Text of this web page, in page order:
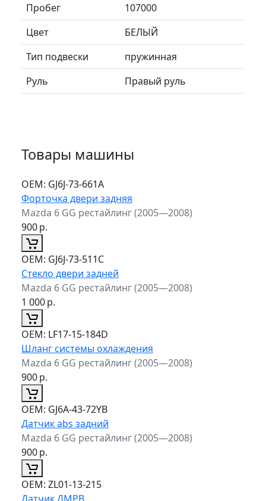
Пробег
107000
Цвет
БЕЛЫЙ
Тип подвески
пружинная
Руль
Правый руль
Товары машины
ОЕМ: GJ6J-73-661A
Форточка двери задняя
Mazda 6 GG рестайлинг (2005—2008)
900р.
ОЕМ: GJ6J-73-511C
Стекло двери задней
Mazda 6 GG рестайлинг (2005—2008)
1 000р.
ОЕМ: LF17-15-184D
Шланг системы охлаждения
Mazda 6 GG рестайлинг (2005—2008)
900р.
ОЕМ: GJ6A-43-72YB
Датчик abs задний
Mazda 6 GG рестайлинг (2005—2008)
900р.
ОЕМ: ZL01-13-215